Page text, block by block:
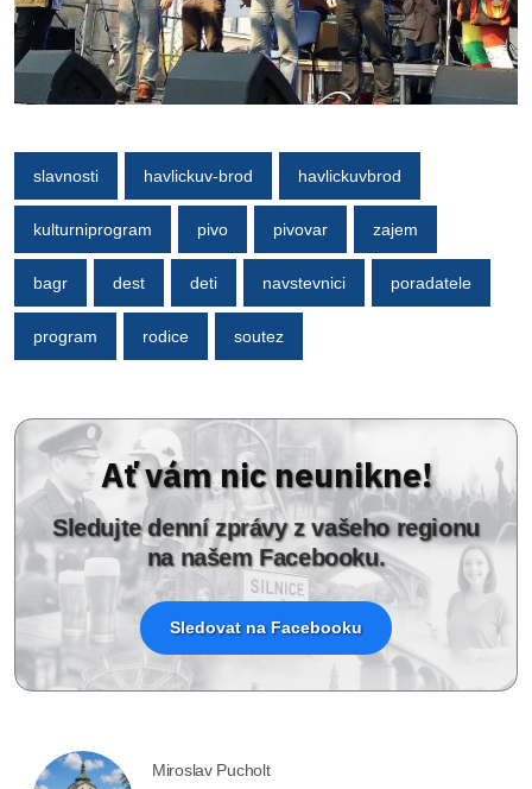
slavnosti havlickuv-brod havlickuvbrod
kulturniprogram pivo pivovar zajem
bagr dest deti navstevnici poradatele
program rodice soutez
Ať vám nic neunikne!
Sledujte denní zprávy z vašeho regionu
na našem Facebooku.
Sledovat na Facebooku
Miroslav Pucholt